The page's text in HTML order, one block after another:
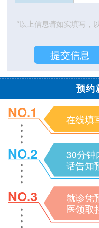
*以上信息请如实填写，
预约
NO.1 在线填
NO.2
30分钟
话告知
NO.3
就诊凭
医领取